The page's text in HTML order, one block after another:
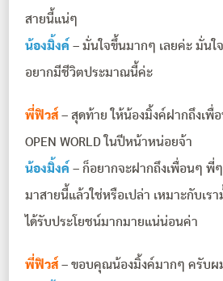
สายนี้แน่ๆ
น้องมิ้งค์ – มั่นใจขึ้นมากๆ เลยค่ะ มั่นใ
อยากมีชีวิตประมาณนี้ค่ะ
พี่ฟิวส์ – สุดท้าย ให้น้องมิ้งค์ฝากถึงเพื่
OPEN WORLD ในปีหน้าหน่อยจ้า
น้องมิ้งค์ – ก็อยากจะฝากถึงเพื่อนๆ พี่
มาสายนี้แล้วใช่หรือเปล่า เหมาะกับเร
ได้รับประโยชน์มากมายแน่น่อนค่า
พี่ฟิวส์ – ขอบคุณน้องมิ้งค์มากๆ ครับผ